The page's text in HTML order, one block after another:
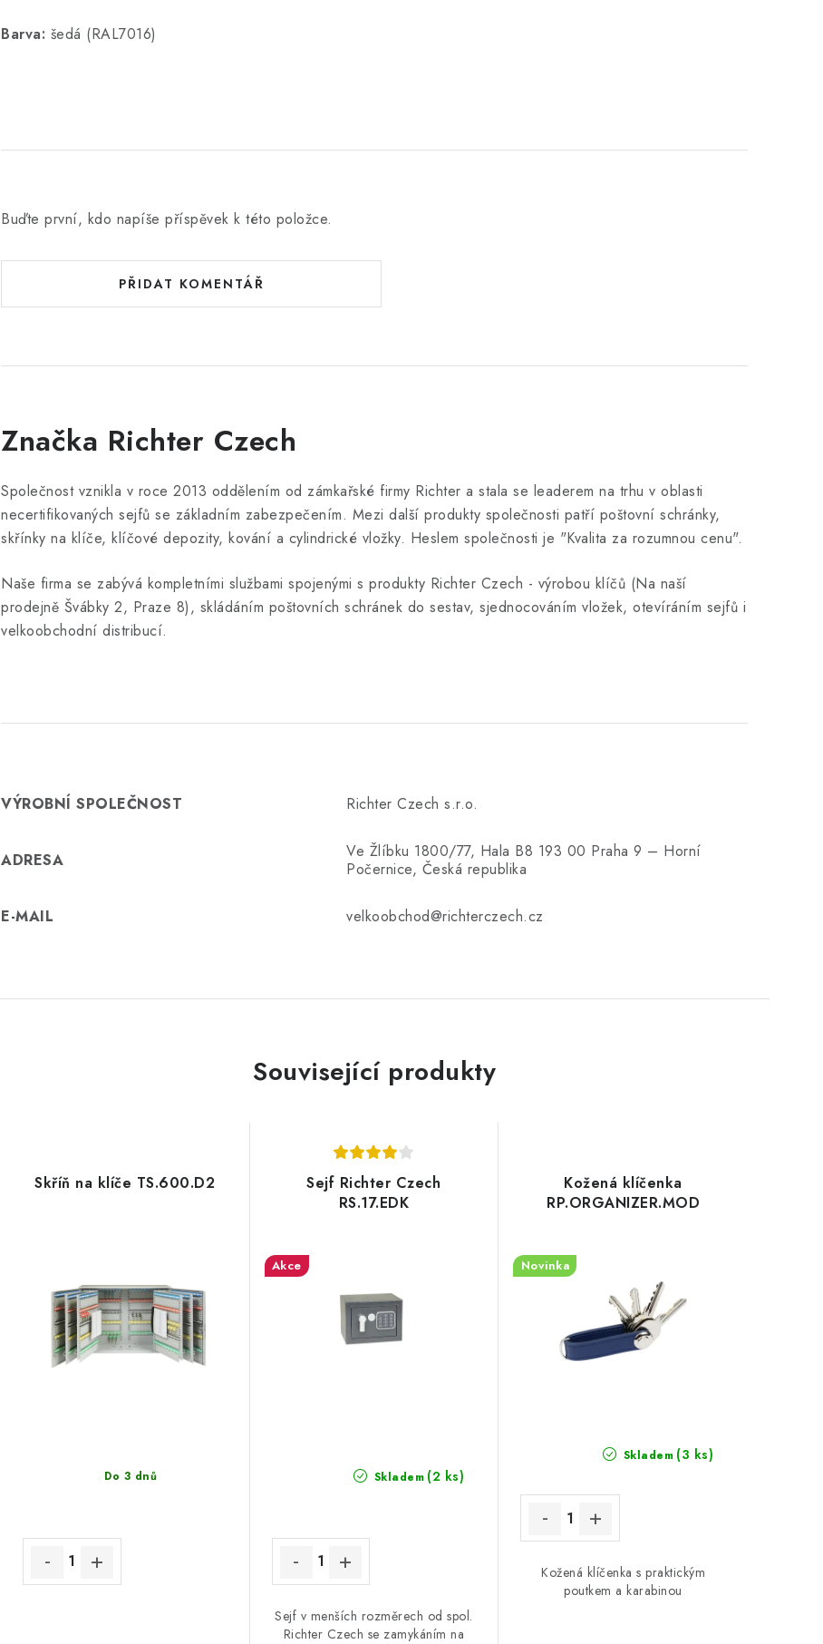
Barva: šedá (RAL7016)
Buďte první, kdo napíše příspěvek k této položce.
PŘIDAT KOMENTÁŘ
Značka Richter Czech
Společnost vznikla v roce 2013 oddělením od zámkařské firmy Richter a stala se leaderem na trhu v oblasti
necertifikovaných sejfů se základním zabezpečením. Mezi další produkty společnosti patří poštovní schránky,
skřínky na klíče, klíčové depozity, kování a cylindrické vložky. Heslem společnosti je "Kvalita za rozumnou cenu".
Naše firma se zabývá kompletními službami spojenými s produkty Richter Czech - výrobou klíčů (Na naší
prodejně Švábky 2, Praze 8), skládáním poštovních schránek do sestav, sjednocováním vložek, otevíráním sejfů i
velkoobchodní distribucí.
VÝROBNÍ SPOLEČNOST Richter Czech s.r.o.
ADRESA
Ve Žlíbku 1800/77, Hala B8 193 00 Praha 9 – Horní
Počernice, Česká republika
E-MAIL velkoobchod@richterczech.cz
Související produkty
Skříň na klíče TS.600.D2
Do 3 dnů
Sejf Richter Czech
RS.17.EDK
Akce
Skladem (2 ks)
Sejf v menších rozměrech od spol.
Richter Czech se zamykáním na
Kožená klíčenka
RP.ORGANIZER.MOD
Novinka
Skladem (3 ks)
Kožená klíčenka s praktickým
poutkem a karabinou